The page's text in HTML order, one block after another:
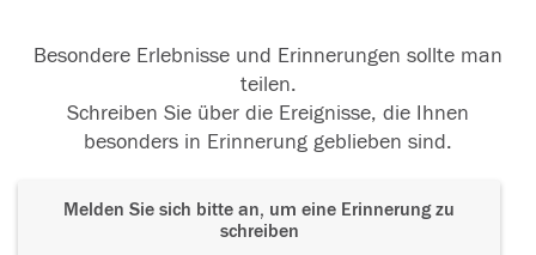
Besondere Erlebnisse und Erinnerungen sollte man
teilen.
Schreiben Sie über die Ereignisse, die Ihnen
besonders in Erinnerung geblieben sind.
Melden Sie sich bitte an, um eine Erinnerung zu
schreiben